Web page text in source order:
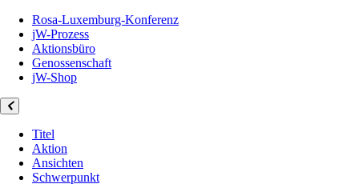
Rosa-Luxemburg-Konferenz
jW-Prozess
Aktionsbüro
Genossenschaft
jW-Shop
Titel
Aktion
Ansichten
Schwerpunkt